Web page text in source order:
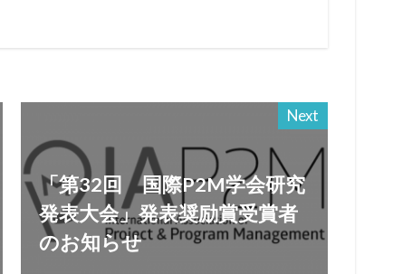
Next
「第32回 国際P2M学会研究
発表大会」発表奨励賞受賞者
のお知らせ